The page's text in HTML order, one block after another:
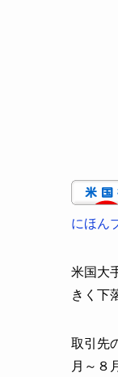
にほん
米国大
きく下
取引先
月～８